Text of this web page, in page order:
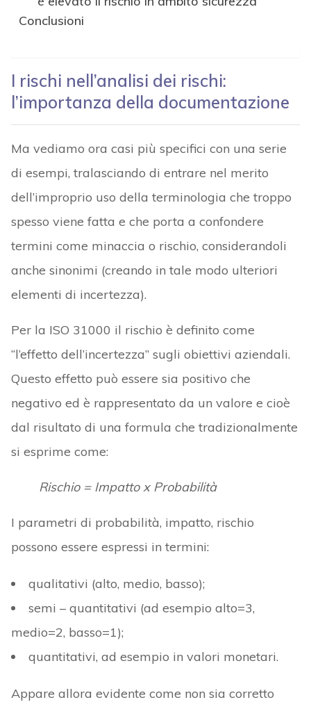
Conclusioni
I rischi nell’analisi dei rischi:
l’importanza della documentazione
Ma vediamo ora casi più specifici con una serie
di esempi, tralasciando di entrare nel merito
dell’improprio uso della terminologia che troppo
spesso viene fatta e che porta a confondere
termini come minaccia o rischio, considerandoli
anche sinonimi (creando in tale modo ulteriori
elementi di incertezza).
Per la ISO 31000 il rischio è definito come
“l’effetto dell’incertezza” sugli obiettivi aziendali.
Questo effetto può essere sia positivo che
negativo ed è rappresentato da un valore e cioè
dal risultato di una formula che tradizionalmente
si esprime come:
Rischio = Impatto x Probabilità
I parametri di probabilità, impatto, rischio
possono essere espressi in termini:
qualitativi (alto, medio, basso);
semi – quantitativi (ad esempio alto=3,
medio=2, basso=1);
quantitativi, ad esempio in valori monetari.
Appare allora evidente come non sia corretto